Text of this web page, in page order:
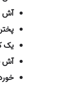
آش
یک
آش